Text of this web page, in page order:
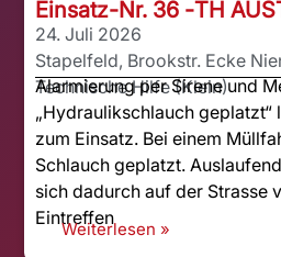
Einsatz-Nr. 36 -TH
24. Juli 2026
Stapelfeld, Brookstr. Ecke
Technische Hilfe (Klein)
Alarmierung per Sirene und
„Hydraulikschlauch geplatzt“
zum Einsatz. Bei einem
Schlauch geplatzt.
sich dadurch auf der Strasse
Eintreffen
Weiterlesen »